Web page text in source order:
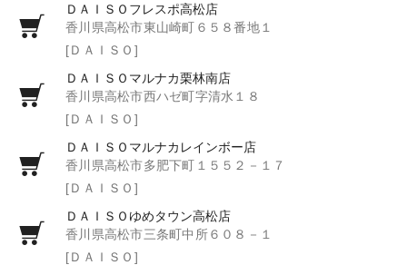
ＤＡＩＳＯフレスポ高松店
香川県高松市東山崎町６５８番地１
[ＤＡＩＳＯ]
ＤＡＩＳＯマルナカ栗林南店
香川県高松市西ハゼ町字清水１８
[ＤＡＩＳＯ]
ＤＡＩＳＯマルナカレインボー店
香川県高松市多肥下町１５５２－１７
[ＤＡＩＳＯ]
ＤＡＩＳＯゆめタウン高松店
香川県高松市三条町中所６０８－１
[ＤＡＩＳＯ]